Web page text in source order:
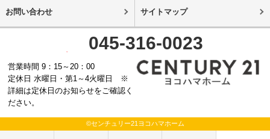
お問い合わせ サイトマップ
045-316-0023
営業時間 9：15～20：00
定休日 水曜日・第1～4火曜日 ※
詳細は定休日のお知らせをご確認く
ださい。
©センチュリー21ヨコハマホーム